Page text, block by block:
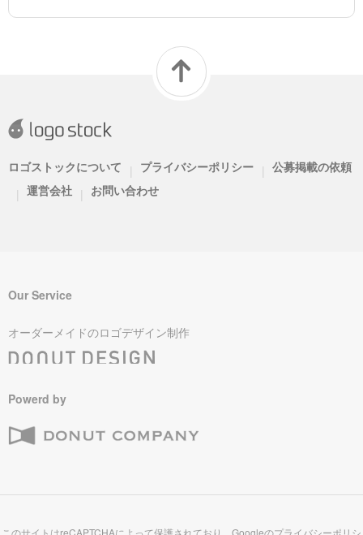
ロゴストックについて | プライバシーポリシー | 公募掲載の依頼
| 運営会社 | お問い合わせ
Our Service
オーダーメイドのロゴデザイン制作
Powerd by
このサイトはreCAPTCHAによって保護されており、Googleのプライバシーポリシ